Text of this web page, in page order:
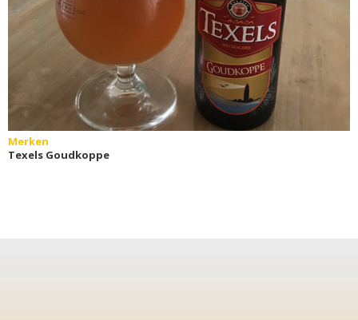
Merken
Texels Goudkoppe